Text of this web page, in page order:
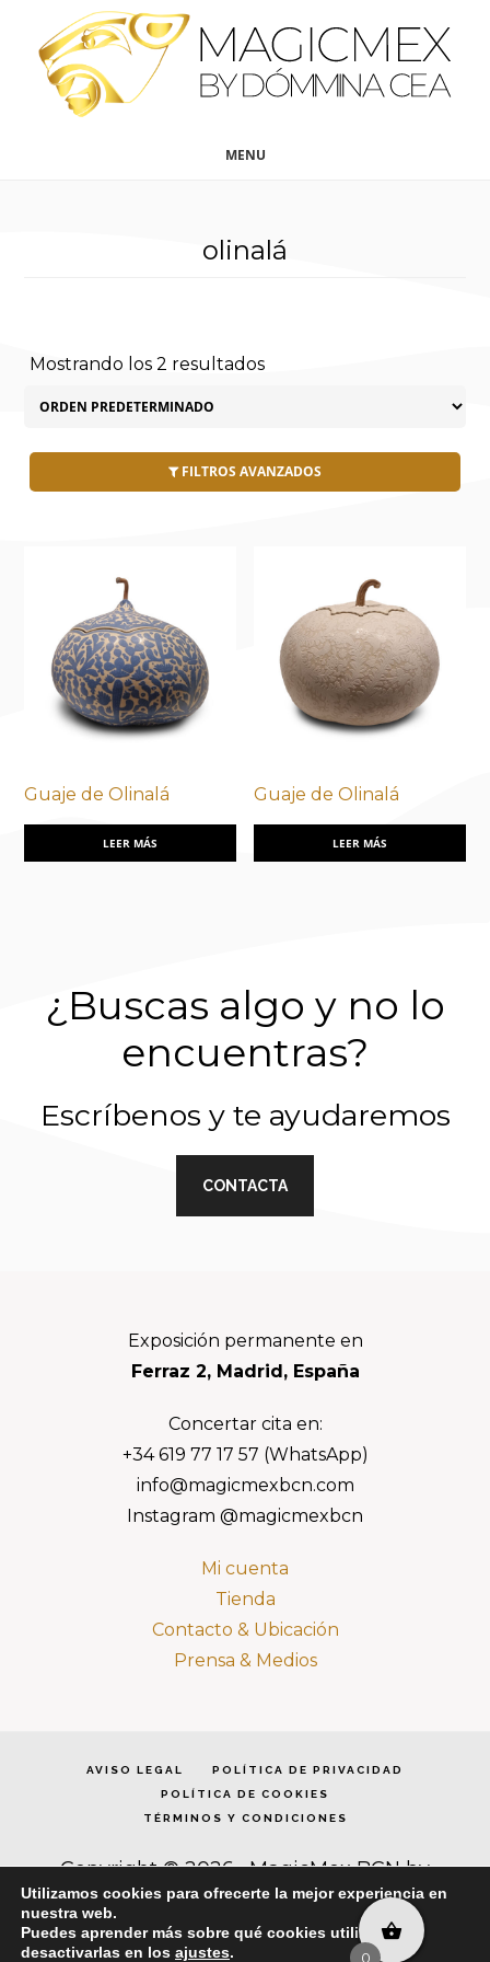
contenido
principal
MENU
olinalá
Mostrando los 2 resultados
FILTROS AVANZADOS
Guaje de Olinalá
LEER MÁS
Guaje de Olinalá
LEER MÁS
¿Buscas algo y no lo
encuentras?
Escríbenos y te ayudaremos
CONTACTA
FooterExposición permanente en
Ferraz 2, Madrid, España
Concertar cita en:
+34 619 77 17 57 (WhatsApp)
info@magicmexbcn.com
Instagram @magicmexbcn
Mi cuenta
Tienda
Contacto & Ubicación
Prensa & Medios
AVISO LEGAL
POLÍTICA DE PRIVACIDAD
POLÍTICA DE COOKIES
TÉRMINOS Y CONDICIONES
Copyright © 2026 · MagicMex BCN by
Dómina Cea · Todos los derechos reservados
Utilizamos cookies para ofrecerte la mejor experiencia en
nuestra web.
Puedes aprender más sobre qué cookies utilizamos o
desactivarlas en los ajustes. 0